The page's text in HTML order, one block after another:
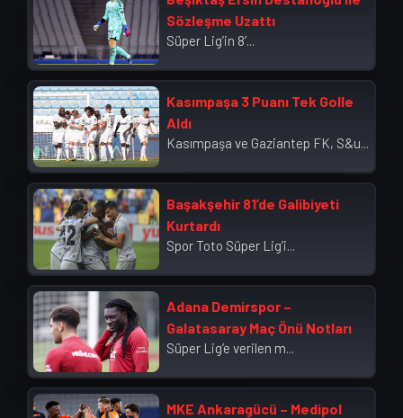
Sözleşme Uzattı
Süper Lig’in 8’...
Kasımpaşa 3 Puanı Tek Golle
Aldı
Kasımpaşa ve Gaziantep FK, S&u...
Başakşehir 81’de Galibiyeti
Kurtardı
Spor Toto Süper Lig’i...
Adana Demirspor –
Galatasaray Maç Önü Notları
Süper Lig’e verilen m...
MKE Ankaragücü – Medipol